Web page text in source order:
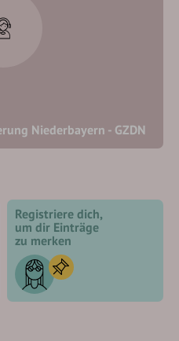
Niederbayern - GZDN
Registriere dich,
um dir Einträge
zu merken